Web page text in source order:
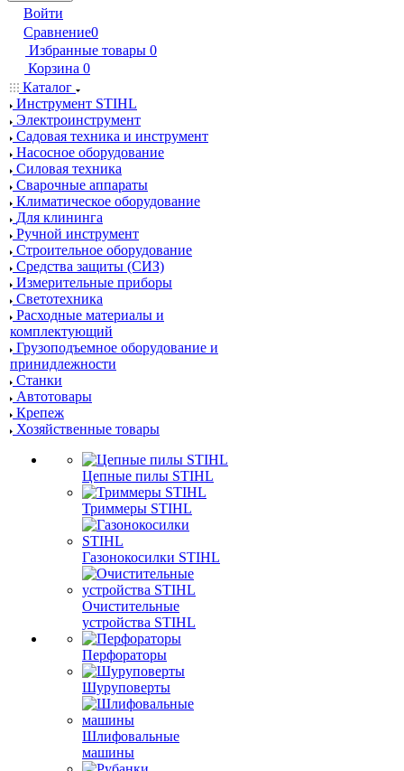
Войти
Сравнение0
Избранные товары 0
Корзина 0
Каталог
Инструмент STIHL
Электроинструмент
Садовая техника и инструмент
Насосное оборудование
Силовая техника
Сварочные аппараты
Климатическое оборудование
Для клининга
Ручной инструмент
Строительное оборудование
Средства защиты (СИЗ)
Измерительные приборы
Светотехника
Расходные материалы и
комплектующий
Грузоподъемное оборудование и
принидлежности
Станки
Автотовары
Крепеж
Хозяйственные товары
Цепные пилы STIHL
Триммеры STIHL
Газонокосилки STIHL
Очистительные
устройства STIHL
Перфораторы
Шуруповерты
Шлифовальные
машины